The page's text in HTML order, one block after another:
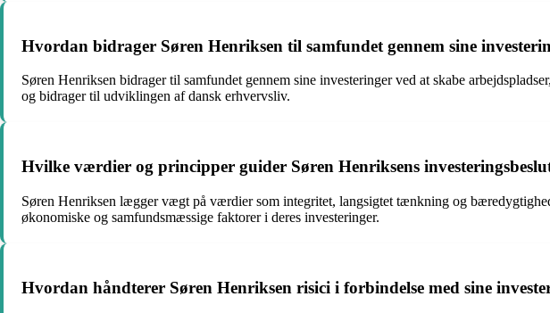
Hvordan bidrager Søren Henriksen til samfundet gennem sine
Søren Henriksen bidrager til samfundet gennem sine investeringer ved at skabe
og bidrager til udviklingen af dansk erhvervsliv.
Hvilke værdier og principper guider Søren Henriksens
Søren Henriksen lægger vægt på værdier som integritet, langsigtet tænkning og
økonomiske og samfundsmæssige faktorer i deres investeringer.
Hvordan håndterer Søren Henriksen risici i forbindelse med sine